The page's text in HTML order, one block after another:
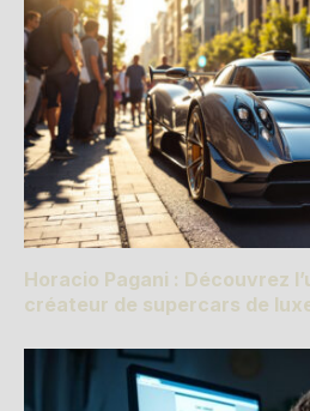
Horacio Pagani : Découvrez
créateur de supercars de